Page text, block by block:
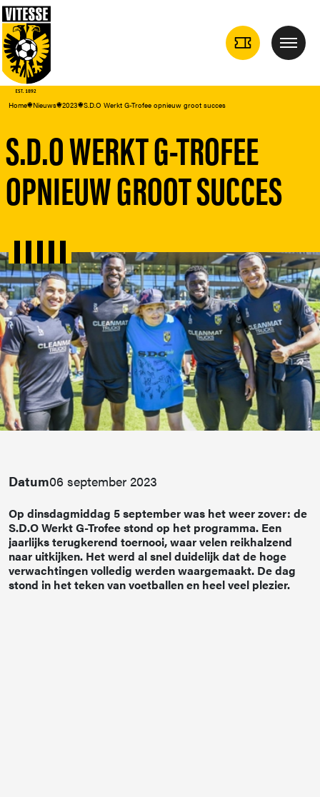
TICKETS
Menu
Home Nieuws 2023 S.D.O Werkt G-Trofee opnieuw groot succes
S.D.O WERKT G-TROFEE
OPNIEUW GROOT SUCCES
Datum06 september 2023
Op dinsdagmiddag 5 september was het weer zover: de
S.D.O Werkt G-Trofee stond op het programma. Een
jaarlijks terugkerend toernooi, waar velen reikhalzend
naar uitkijken. Het werd al snel duidelijk dat de hoge
verwachtingen volledig werden waargemaakt. De dag
stond in het teken van voetballen en heel veel plezier.